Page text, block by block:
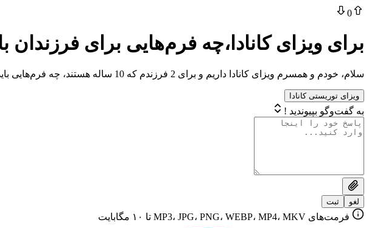
0
برای ویزای کانادا،چه فرم‌هایی برای فرزندان
سلام، خودم و همسرم ویزای کانادا داریم و برای 2 فرزندم که 10 ساله هستند، چه فرم‌هایی باید تکمیل بشه؟
ویزای توریستی کانادا
به گفت‌وگو بپیوندید !
لغو ثبت
فرمت‌های MP3، JPG، PNG، WEBP، MP4، MKV تا ۱۰ مگابایت